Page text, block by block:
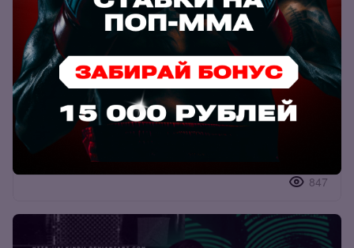
Биография бойца Шовхал Чурчаев
847